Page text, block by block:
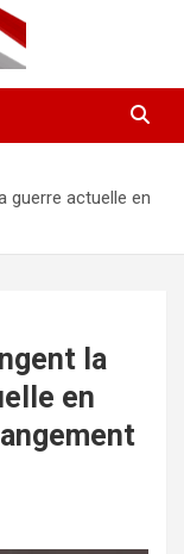
guerre actuelle en
la
en